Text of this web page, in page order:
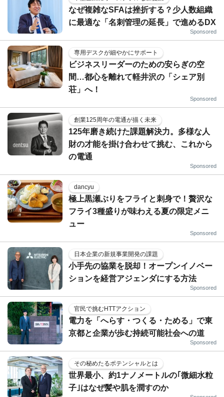
なぜ複雑なSFAは挫折する？少人数組織
に最適な「名刺管理の延長」で進めるDX
Sponsored
専用デスクが細やかにサポート
ビジネスリーダーのための安らぎの空
間…都心を離れて軽井沢の「シェア別
荘」へ！
Sponsored
創業125周年の電通が描く未来
125年磨き続けた課題解決力。多様な人
財の才能を掛け合わせて挑む、これから
の電通
Sponsored
dancyu
極上黒瀬ぶりをフライと刺身で！贅沢な
フライ3種盛りが味わえる夏の限定メニ
ュー
Sponsored
日本企業の新規事業開発の課題
小手先の協業を脱却！オープンイノベー
ションを経営アジェンダにする方法
Sponsored
官民で挑むHTTアクション
電力を「へらす・つくる・ためる」で東
京都と企業が歩む持続可能社会への道
Sponsored
その秘めたるポテンシャルとは
世界最小、約1ナノメートルの｢微細水粒
子｣はなぜ髪や肌を潤すのか